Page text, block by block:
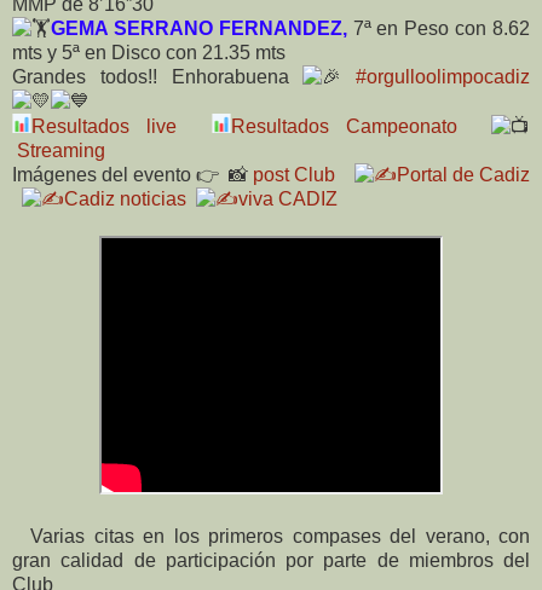
GEMA SERRANO FERNANDEZ, 7ª en Peso con 8.62
mts y 5ª en Disco con 21.35 mts
Grandes todos!! Enhorabuena
#orgulloolimpocadiz
Resultados live
Resultados Campeonato
Streaming
Imágenes del evento 👉 📸 post Club
Portal de Cadiz
Cadiz noticias
viva CADIZ
Varias citas en los primeros compases del verano, con
gran calidad de participación por parte de miembros del
Club